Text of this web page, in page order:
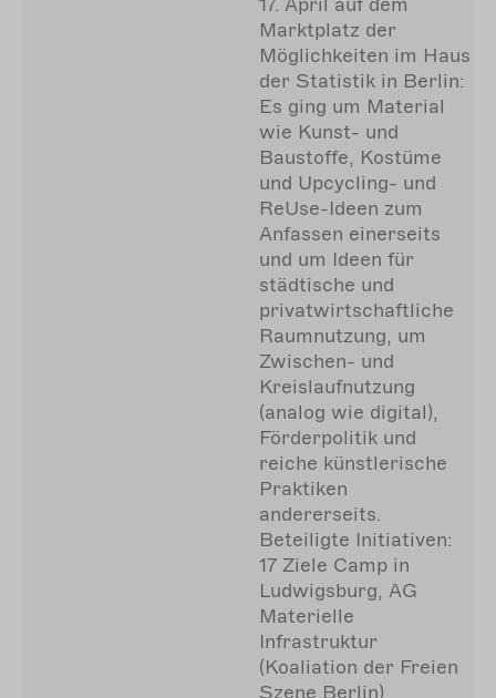
Marktplatz der
Möglichkeiten im Haus
der Statistik in Berlin:
Es ging um Material
wie Kunst- und
Baustoffe, Kostüme
und Upcycling- und
ReUse-Ideen zum
Anfassen einerseits
und um Ideen für
städtische und
privatwirtschaftliche
Raumnutzung, um
Zwischen- und
Kreislaufnutzung
(analog wie digital),
Förderpolitik und
reiche künstlerische
Praktiken
andererseits.
Beteiligte Initiativen:
17 Ziele Camp in
Ludwigsburg, AG
Materielle
Infrastruktur
(Koaliation der Freien
Szene Berlin)